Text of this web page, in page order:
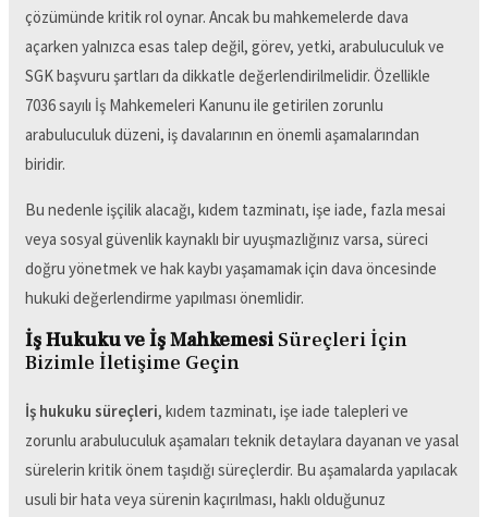
çözümünde kritik rol oynar. Ancak bu mahkemelerde dava
açarken yalnızca esas talep değil, görev, yetki, arabuluculuk ve
SGK başvuru şartları da dikkatle değerlendirilmelidir. Özellikle
7036 sayılı İş Mahkemeleri Kanunu ile getirilen zorunlu
arabuluculuk düzeni, iş davalarının en önemli aşamalarından
biridir.
Bu nedenle işçilik alacağı, kıdem tazminatı, işe iade, fazla mesai
veya sosyal güvenlik kaynaklı bir uyuşmazlığınız varsa, süreci
doğru yönetmek ve hak kaybı yaşamamak için dava öncesinde
hukuki değerlendirme yapılması önemlidir.
İş Hukuku ve İş MahkemesiSüreçleri İçin
Bizimle İletişime Geçin
İş hukuku süreçleri, kıdem tazminatı, işe iade talepleri ve
zorunlu arabuluculuk aşamaları teknik detaylara dayanan ve yasal
sürelerin kritik önem taşıdığı süreçlerdir. Bu aşamalarda yapılacak
usuli bir hata veya sürenin kaçırılması, haklı olduğunuz